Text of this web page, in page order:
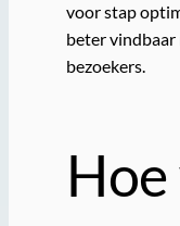
voor stap
beter
bezoekers.